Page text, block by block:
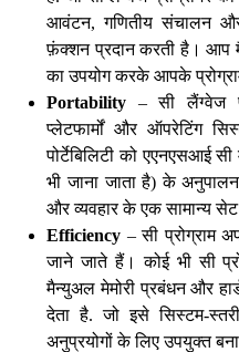
आवंटन, गणितीय संचालन
फ़ंक्शन प्रदान करती है। आप
का उपयोग करके आपके
Portability – सी लैंग्वेज
प्लेटफार्मों और ऑपरेटिंग
पोर्टेबिलिटी को एएनएसआई
भी जाना जाता है) के
और व्यवहार के एक सामान्य सेट
Efficiency – सी प्रोग्राम
जाने जाते हैं। कोई भी सी
मैन्युअल मेमोरी प्रबंधन और
देता है. जो इसे सिस्टम-
अनुप्रयोगों के लिए उपयुक्त